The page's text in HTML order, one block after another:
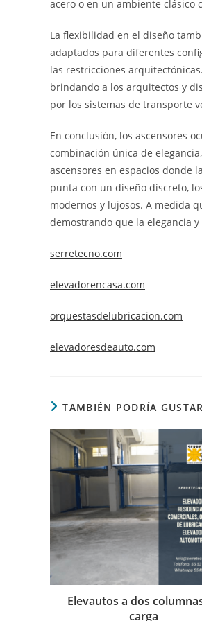
acero o en un ambiente clásico
La flexibilidad en el diseño
adaptados para diferentes
las restricciones
brindando a los arquitectos y
por los sistemas de transporte
En conclusión, los ascensores
combinación única de
ascensores en espacios donde
punta con un diseño discreto,
modernos y lujosos. A medida
demostrando que la elegancia
serretecno.com
elevadorencasa.com
orquestasdelubricacion.com
elevadoresdeauto.com
TAMBIÉN PODRÍA
Elevautos a dos
carga